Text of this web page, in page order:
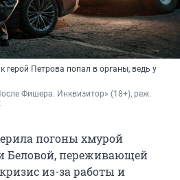
герой Петрова попал в органы, ведь у
Фишера. Инквизитор» (18+), реж.
погоны хмурой
Беловой, переживающей
из-за работы и